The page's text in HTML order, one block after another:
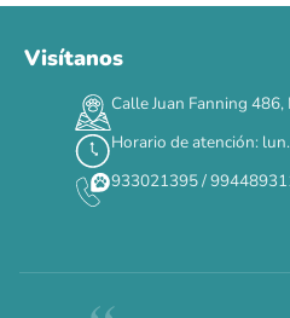
DÍAS
Siempre
Visítanos
Calle Juan Fanning
Horario de atención:
933021395 /